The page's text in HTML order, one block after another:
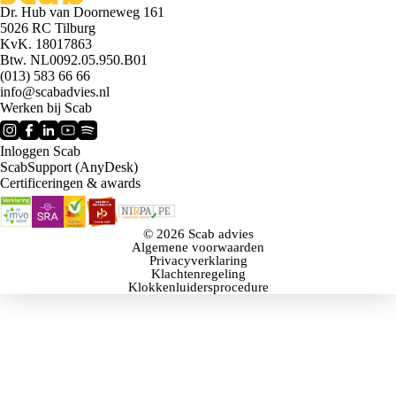
Dr. Hub van Doorneweg 161
5026 RC Tilburg
KvK. 18017863
Btw. NL0092.05.950.B01
(013) 583 66 66
info@scabadvies.nl
Werken bij Scab
Inloggen Scab
ScabSupport (AnyDesk)
Certificeringen & awards
© 2026 Scab advies
Algemene voorwaarden
Privacyverklaring
Klachtenregeling
Klokkenluidersprocedure